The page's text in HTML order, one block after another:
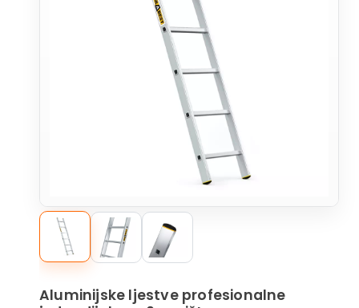
Aluminijske ljestve profesionalne